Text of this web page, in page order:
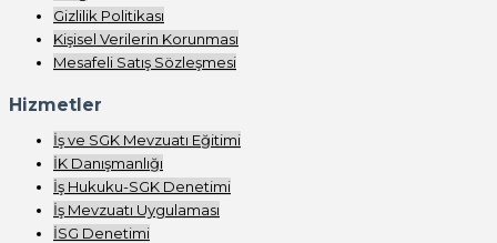
Gizlilik Politikası
Kişisel Verilerin Korunması
Mesafeli Satış Sözleşmesi
Hizmetler
İş ve SGK Mevzuatı Eğitimi
İK Danışmanlığı
İş Hukuku-SGK Denetimi
İş Mevzuatı Uygulaması
İSG Denetimi